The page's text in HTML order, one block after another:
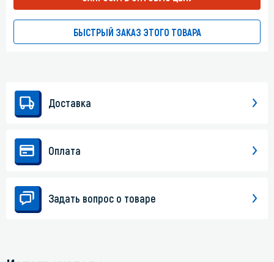
БЫСТРЫЙ ЗАКАЗ ЭТОГО ТОВАРА
Доставка
Оплата
Задать вопрос о товаре